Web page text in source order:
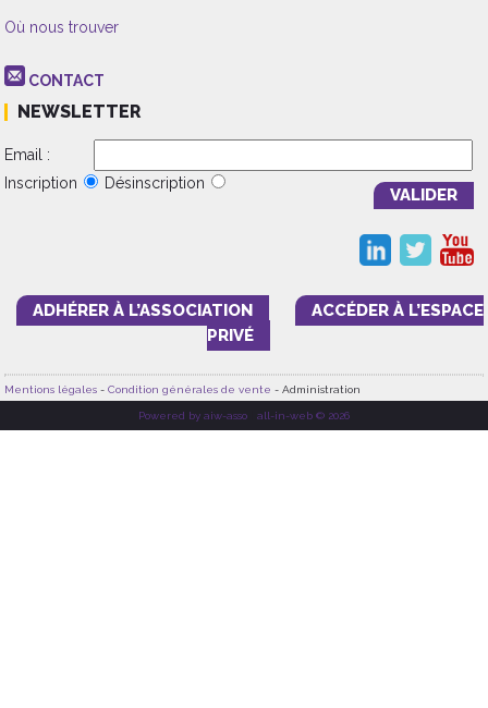
Où nous trouver
CONTACT
NEWSLETTER
Email :
Inscription
Désinscription
ADHÉRER À L’ASSOCIATION
ACCÉDER À L’ESPACE
PRIVÉ
Mentions légales -Condition générales de vente - Administration
Powered by aiw-asso all-in-web © 2026